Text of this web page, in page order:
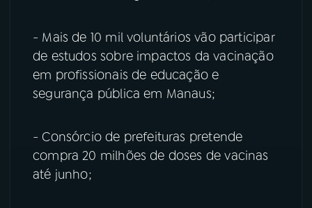
07 ÚLTIMAS
ACOMPANHE A RÁDIO NACIONAL
- Mais de 10 mil voluntários vão participar
de estudos sobre impactos da vacinação
em profissionais de educação e
segurança pública em Manaus;
- Consórcio de prefeituras pretende
compra 20 milhões de doses de vacinas
até junho;